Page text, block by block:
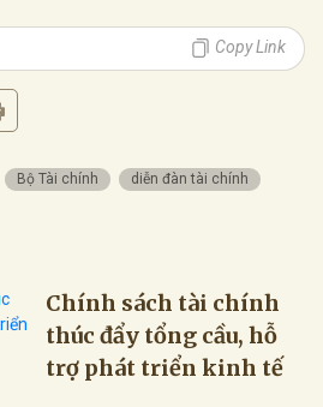
Copy Link
Bộ Tài chính diễn đàn tài chính
Chính sách tài chính
thúc đẩy tổng cầu, hỗ
trợ phát triển kinh tế